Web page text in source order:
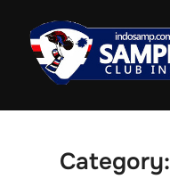
content
Category: